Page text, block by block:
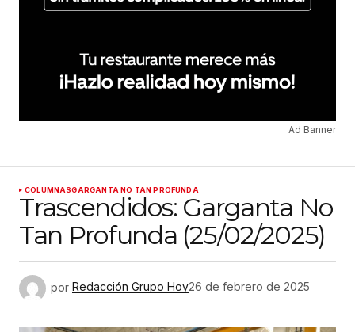
Ad Banner
COLUMNASGARGANTA NO TAN PROFUNDA
Trascendidos: Garganta No
Tan Profunda (25/02/2025)
por Redacción Grupo Hoy26 de febrero de 2025